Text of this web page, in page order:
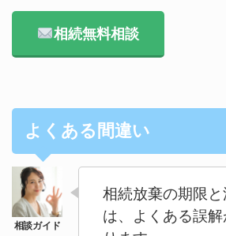
相続無料相談
よくある間違い
相続放棄の期限
は、よくある誤